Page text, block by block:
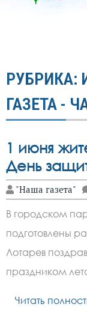
РУБРИКА:
ГАЗЕТА -
1 июня
День
"Наша газета"
В городском
подготовлены
Лотарев
праздником
Читать